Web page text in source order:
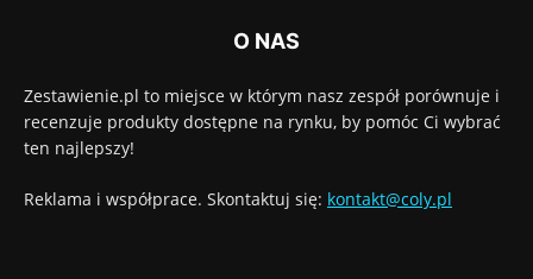
O NAS
Zestawienie.pl to miejsce w którym nasz zespół porównuje i
recenzuje produkty dostępne na rynku, by pomóc Ci wybrać
ten najlepszy!
Reklama i współprace. Skontaktuj się: kontakt@coly.pl